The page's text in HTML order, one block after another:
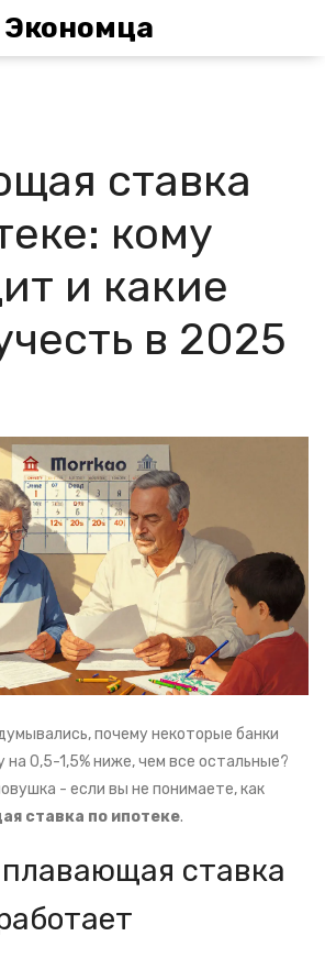
Экономца
ставка
кому
и какие
в 2025
почему некоторые банки
на 0,5-1,5% ниже, чем все остальные?
- если вы не понимаете, как
ставка по ипотеке.
плавающая ставка